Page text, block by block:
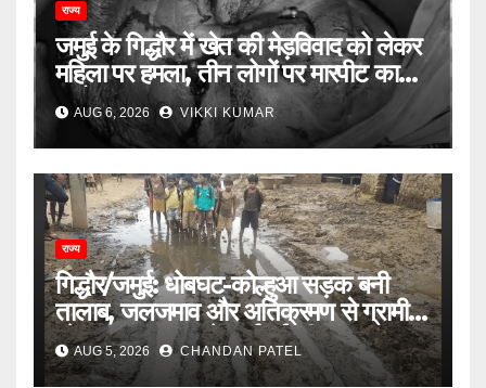
राज्य
जमुई के गिद्धौर में खेत की मेड़विवाद को लेकर
महिला पर हमला, तीन लोगों पर मारपीट का
आरोप
AUG 6, 2026 VIKKI KUMAR
राज्य
गिद्धौर/जमुई: धोबघट-कोल्हुआ सड़क बनी
तालाब, जलजमाव और अतिक्रमण से ग्रामीण
परेशान, प्रशासन से कार्रवाई की मांग
AUG 5, 2026 CHANDAN PATEL